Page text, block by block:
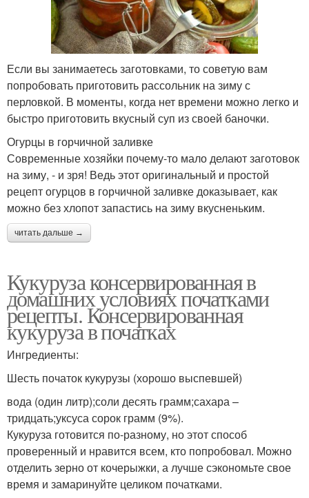
Если вы занимаетесь заготовками, то советую вам
попробовать приготовить рассольник на зиму с
перловкой. В моменты, когда нет времени можно легко и
быстро приготовить вкусный суп из своей баночки.
Огурцы в горчичной заливке
Современные хозяйки почему-то мало делают заготовок
на зиму, - и зря! Ведь этот оригинальный и простой
рецепт огурцов в горчичной заливке доказывает, как
можно без хлопот запастись на зиму вкусненьким.
читать дальше →
Кукуруза консервированная в
домашних условиях початками
рецепты. Консервированная
кукуруза в початках
Ингредиенты:
Шесть початок кукурузы (хорошо выспевшей)
вода (один литр);соли десять грамм;сахара –
тридцать;уксуса сорок грамм (9%).
Кукуруза готовится по-разному, но этот способ
проверенный и нравится всем, кто попробовал. Можно
отделить зерно от кочерыжки, а лучше сэкономьте свое
время и замаринуйте целиком початками.